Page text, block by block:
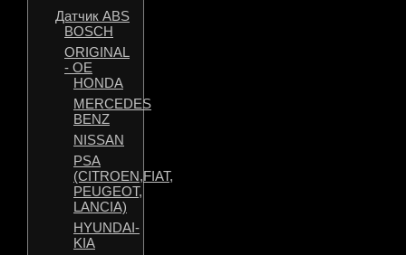
Датчик ABS
BOSCH
ORIGINAL
- OE
HONDA
MERCEDES
BENZ
NISSAN
PSA
(CITROEN,FIAT,
PEUGEOT,
LANCIA)
HYUNDAI-
KIA